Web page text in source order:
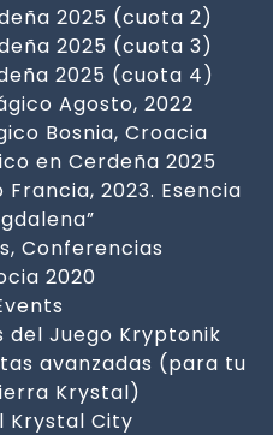
2025 (cuota 2)
2025 (cuota 3)
2025 (cuota 4)
Agosto, 2022
Bosnia, Croacia
en Cerdeña 2025
2023. Esencia
Conferencias
2020
del Juego Kryptonik
avanzadas (para tu
Krystal)
Krystal City